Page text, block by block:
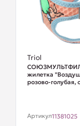
Triol
жилетка
розово-голубая,
Артикул11381025